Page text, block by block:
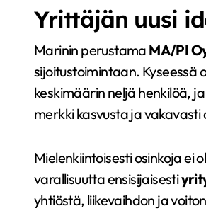
Yrittäjän uusi
Marinin perustama MA/PI
sijoitustoimintaan. Kyseessä
keskimäärin neljä henkilöä,
merkki kasvusta ja
Mielenkiintoisesti osinkoja ei
varallisuutta ensisijaisesti
yhtiöstä, liikevaihdon ja